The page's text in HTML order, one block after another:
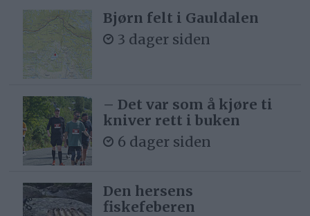
Bjørn felt i Gauldalen
3 dager siden
– Det var som å kjøre ti
kniver rett i buken
6 dager siden
Den hersens
fiskefeberen